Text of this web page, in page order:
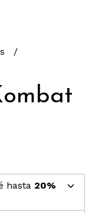
hasta 20%